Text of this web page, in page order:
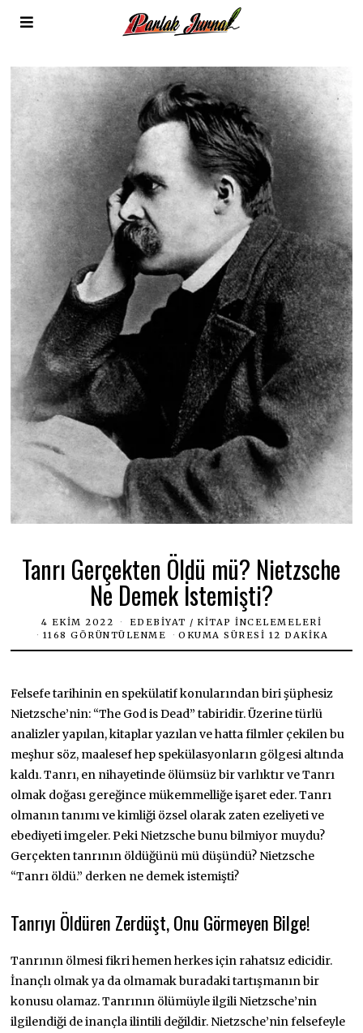
Tanrı Gerçekten Öldü mü? Nietzsche
Ne Demek İstemişti?
4 EKIM 2022 EDEBIYAT / KITAP İNCELEMELERI
1168 GÖRÜNTÜLENME
OKUMA SÜRESI 12 DAKIKA
Felsefe tarihinin en spekülatif konularından biri şüphesiz
Nietzsche’nin: “The God is Dead” tabiridir. Üzerine türlü
analizler yapılan, kitaplar yazılan ve hatta filmler çekilen bu
meşhur söz, maalesef hep spekülasyonların gölgesi altında
kaldı. Tanrı, en nihayetinde ölümsüz bir varlıktır ve Tanrı
olmak doğası gereğince mükemmelliğe işaret eder. Tanrı
olmanın tanımı ve kimliği özsel olarak zaten ezeliyeti ve
ebediyeti imgeler. Peki Nietzsche bunu bilmiyor muydu?
Gerçekten tanrının öldüğünü mü düşündü? Nietzsche
“Tanrı öldü.” derken ne demek istemişti?
Tanrıyı Öldüren Zerdüşt, Onu Görmeyen Bilge!
Tanrının ölmesi fikri hemen herkes için rahatsız edicidir.
İnançlı olmak ya da olmamak buradaki tartışmanın bir
konusu olamaz. Tanrının ölümüyle ilgili Nietzsche’nin
ilgilendiği de inançla ilintili değildir. Nietzsche’nin felsefeyle